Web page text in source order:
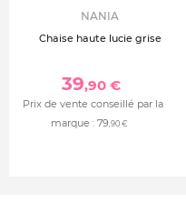
NANIA
Chaise haute lucie grise
39,90 €
Prix de vente conseillé par la
marque : 79,90 €